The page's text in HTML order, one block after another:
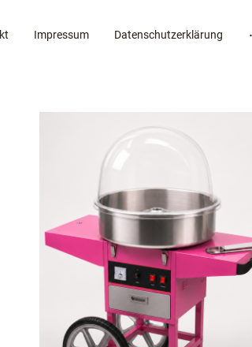
Impressum Datenschutzerklärung